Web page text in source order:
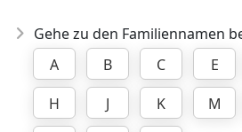
Gehe zu den Familiennamen
A
B C E
H
J K M